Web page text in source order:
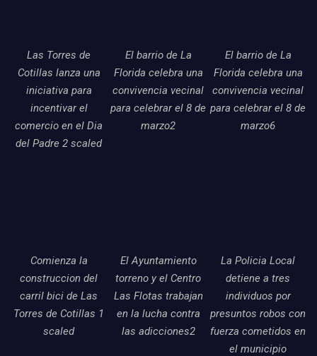
Las Torres de
Cotillas lanza una
iniciativa para
incentivar el
comercio en el Dia
del Padre 2 scaled
El barrio de La
Florida celebra una
convivencia vecinal
para celebrar el 8 de
marzo2
El barrio de La
Florida celebra una
convivencia vecinal
para celebrar el 8 de
marzo6
Comienza la
construccion del
carril bici de Las
Torres de Cotillas 1
scaled
El Ayuntamiento
torreno y el Centro
Las Flotas trabajan
en la lucha contra
las adicciones2
La Policia Local
detiene a tres
individuos por
presuntos robos con
fuerza cometidos en
el municipio